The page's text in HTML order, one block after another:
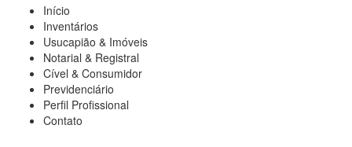
Início
Inventários
Usucapião & Imóveis
Notarial & Registral
Cível & Consumidor
Previdenciário
Perfil Profissional
Contato